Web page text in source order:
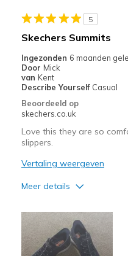
5
Skechers Summits
Ingezonden 6 maanden
Door Mick
van Kent
Describe Yourself Casual
Beoordeeld op
skechers.co.uk
Love this they are so
slippers.
Vertaling weergeven
Meer details
Attractive Design
Breathe Well